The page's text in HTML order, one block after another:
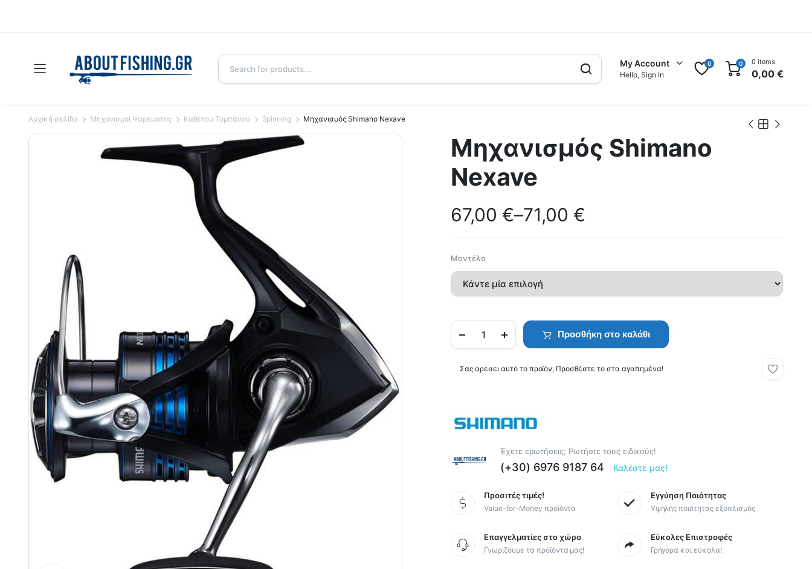
My Account
Hello, Sign In
0 0 0 items
0,00€
Αρχική σελίδα Μηχανισμοί Ψαρέματος Καθέτου Τυμπάνου Spinning Μηχανισμός Shimano Nexave
Μηχανισμός Shimano
Nexave
67,00 €–71,00 €
Μοντέλο
Προσθήκη στο καλάθι
Σας αρέσει αυτό το προϊόν; Προσθέστε το στα αγαπημένα!
Έχετε ερωτήσεις; Ρωτήστε τους ειδικούς!
(+30) 6976 9187 64 Καλέστε μας!
Προσιτές τιμές!
Value-for-Money προϊόντα
Εγγύηση Ποιότητας
Υψηλής ποιότητας εξοπλισμός
Επαγγελματίες στο χώρο
Γνωρίζουμε τα προϊόντα μας!
Εύκολες Επιστροφές
Γρήγορα και εύκολα!